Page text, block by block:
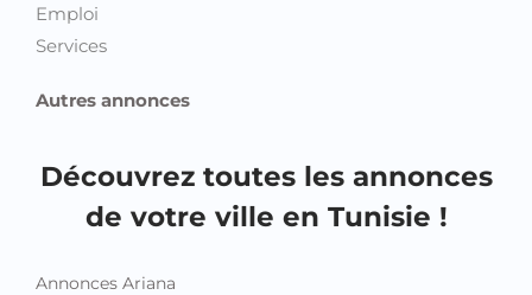
Emploi
Services
Autres annonces
Découvrez toutes les annonces
de votre ville en Tunisie !
Annonces Ariana